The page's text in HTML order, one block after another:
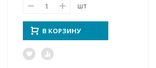
шт
В КОРЗИНУ